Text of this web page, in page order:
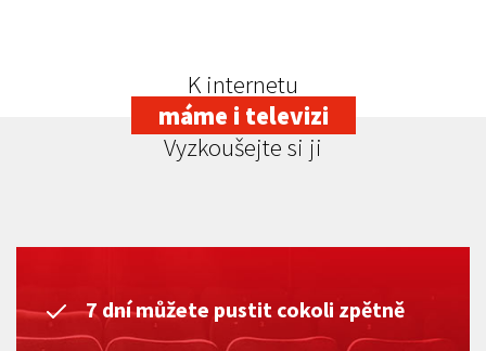
K internetu
máme i televizi
Vyzkoušejte si ji
7 dní můžete pustit cokoli zpětně